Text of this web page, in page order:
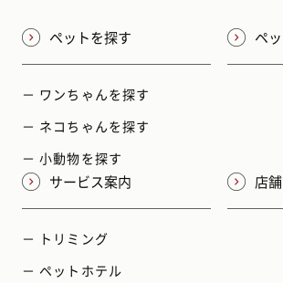
ペットを探す
－ ワンちゃんを探す
－ ネコちゃんを探す
－ 小動物を探す
ペ
サービス案内
－ トリミング
－ ペットホテル
店